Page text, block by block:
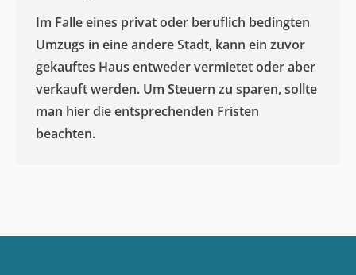
Im Falle eines privat oder beruflich bedingten
Umzugs in eine andere Stadt, kann ein zuvor
gekauftes Haus entweder vermietet oder aber
verkauft werden. Um Steuern zu sparen, sollte
man hier die entsprechenden Fristen
beachten.